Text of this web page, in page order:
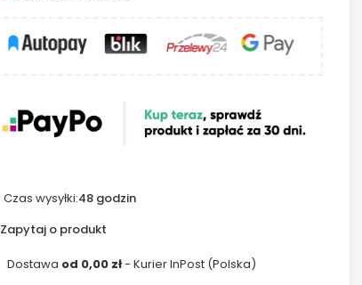
Czas wysyłki:48 godzin
Zapytaj o produkt
Dostawa od 0,00 zł- Kurier InPost (Polska)